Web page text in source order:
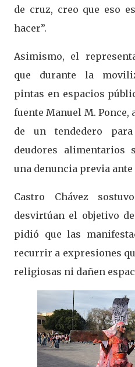
de cruz, creo que eso
hacer”.
Asimismo, el
que durante la
pintas en espacios
fuente Manuel M. Ponce,
de un tendedero
deudores alimentarios
una denuncia previa
Castro Chávez
desvirtúan el objetivo
pidió que las
recurrir a expresiones
religiosas ni dañen